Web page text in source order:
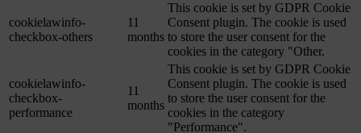
cookielawinfo-
checkbox-others
11
months
This cookie is set by GDPR Cookie
Consent plugin. The cookie is used
to store the user consent for the
cookies in the category "Other.
cookielawinfo-
checkbox-
performance
11
months
This cookie is set by GDPR Cookie
Consent plugin. The cookie is used
to store the user consent for the
cookies in the category
"Performance".